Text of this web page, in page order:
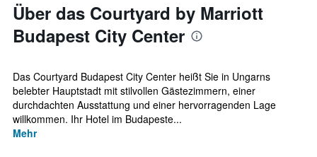
Über das Courtyard by Marriott
Budapest City Center
Das Courtyard Budapest City Center heißt Sie in Ungarns
belebter Hauptstadt mit stilvollen Gästezimmern, einer
durchdachten Ausstattung und einer hervorragenden Lage
willkommen. Ihr Hotel im Budapeste...
Mehr